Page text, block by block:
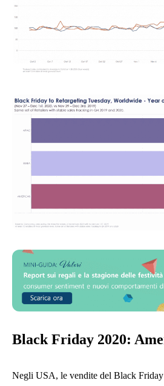
Black Friday 2020:
Negli USA, le vendite del Black Friday